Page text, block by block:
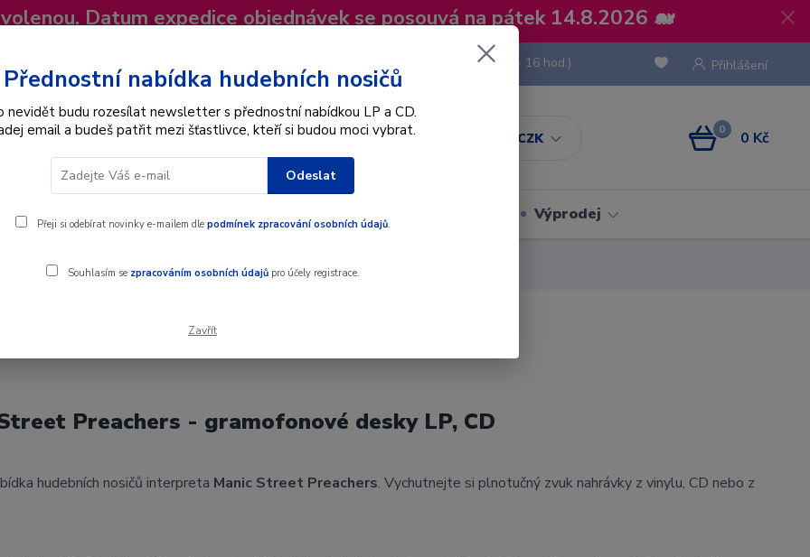
Datum expedice objednávek se posouvá na pátek 14.8.2026 🐋
CZK
Přihlášení
Hledat
(Po-Pá, 8 - 16 hod.)
0 0 Kč
Interpret Dárkové poukazy Výprodej
Preachers - gramofonové desky LP, CD
hudebních nosičů interpreta Manic Street Preachers. Vychutnejte si plnotučný zvuk nahrávky z vinylu, CD nebo z
Přednostní nabídka hudebních nosičů
nevidět budu rozesílat newsletter s přednostní nabídkou LP a CD.
email a budeš patřit mezi šťastlivce, kteří si budou moci vybrat.
Odeslat
Přeji si odebírat novinky e-mailem dle podmínek zpracování osobních údajů.
Souhlasím se zpracováním osobních údajůpro účely registrace.
Zavřít